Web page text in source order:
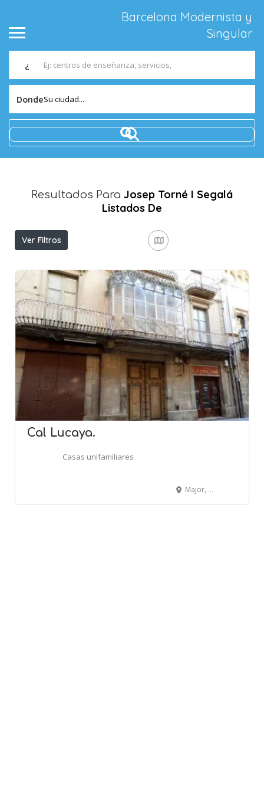
Barcelona Modernista y
Singular
¿
DondeSu ciudad...
Resultados Para Josep Torné I Segalá
Listados De
Ver Filtros
Cal Lucaya.
Casas unifamiliares
Major, 94 - CERVERA